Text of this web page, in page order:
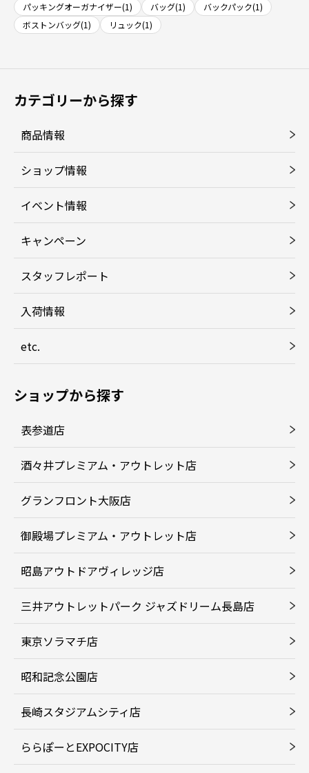
パッキングオーガナイザー(1)
バッグ(1)
バックパック(1)
ボストンバッグ(1)
リュック(1)
カテゴリーから探す
商品情報
ショップ情報
イベント情報
キャンペーン
スタッフレポート
入荷情報
etc.
ショップから探す
表参道店
酒々井プレミアム・アウトレット店
グランフロント大阪店
御殿場プレミアム・アウトレット店
昭島アウトドアヴィレッジ店
三井アウトレットパーク ジャズドリーム長島店
東京ソラマチ店
昭和記念公園店
長崎スタジアムシティ店
ららぽーとEXPOCITY店